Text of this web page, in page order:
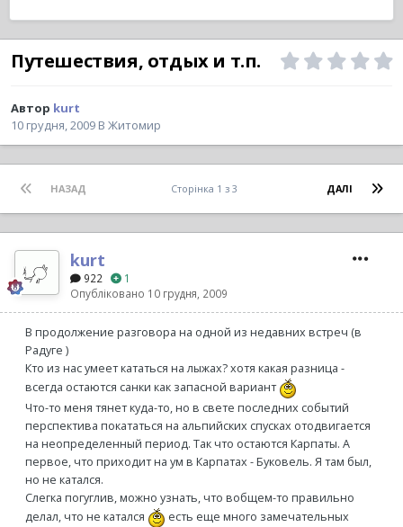
Путешествия, отдых и т.п.
Автор kurt
10 грудня, 2009 В Житомир
НАЗАД ДАЛІ
Сторінка 1 з 3
kurt
922
1
Опубліковано 10 грудня, 2009
В продолжение разговора на одной из недавних встреч (в
Радуге )
Кто из нас умеет кататься на лыжах? хотя какая разница -
всегда остаются санки как запасной вариант
Что-то меня тянет куда-то, но в свете последних событий
перспектива покататься на альпийских спусках отодвигается
на неопределенный период. Так что остаются Карпаты. А
первое, что приходит на ум в Карпатах - Буковель. Я там был,
но не катался.
Слегка погуглив, можно узнать, что вобщем-то правильно
делал, что не катался
есть еще много замечательных